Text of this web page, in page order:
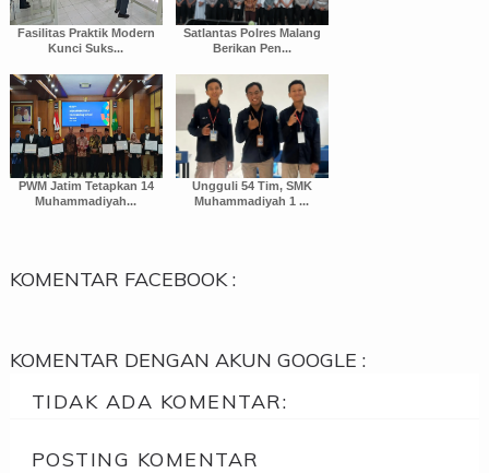
Fasilitas Praktik Modern
Kunci Suks...
Satlantas Polres Malang
Berikan Pen...
PWM Jatim Tetapkan 14
Muhammadiyah...
Ungguli 54 Tim, SMK
Muhammadiyah 1 ...
KOMENTAR FACEBOOK :
KOMENTAR DENGAN AKUN GOOGLE :
TIDAK ADA KOMENTAR:
POSTING KOMENTAR